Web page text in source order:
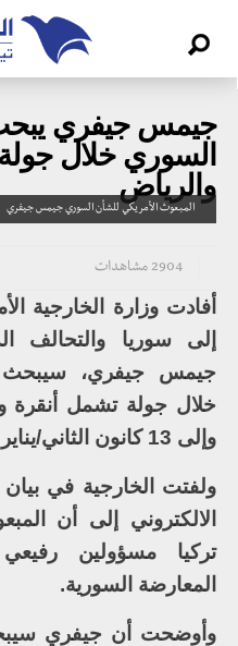
جيمس جيفري
السوري خلال
والرياض
المبعوث الأمريكي للشأن السوري جيمس جيفري
2904 مشاهدات
أفادت وزارة الخارجية
إلى سوريا والتحالف
جيمس جيفري، سيبحث
وإلى 13 كانون الثاني/يناير الجاري.
ولفتت الخارجية في
الالكتروني إلى أن
تركيا مسؤولين
المعارضة السورية.
وأوضحت أن جيفري